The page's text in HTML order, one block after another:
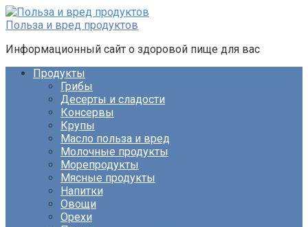
Перейти
к
Польза и вред продуктов
Информационный сайт о здоровой пище для вас
Продукты
Грибы
Десерты и сладости
Консервы
Крупы
Масло польза и вред
Молочные продукты
Морепродукты
Мясные продукты
Напитки
Овощи
Орехи